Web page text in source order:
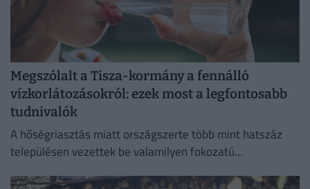
Megszólalt a Tisza-kormány a fennálló
vízkorlátozásokról: ezek most a legfontosabb
tudnivalók
A hőségriasztás miatt országszerte több mint hatszáz
településen vezettek be valamilyen fokozatú